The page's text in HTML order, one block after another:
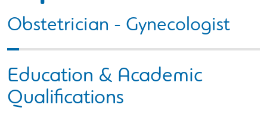
Obstetrician - Gynecologist
Education & Academic
Qualifications